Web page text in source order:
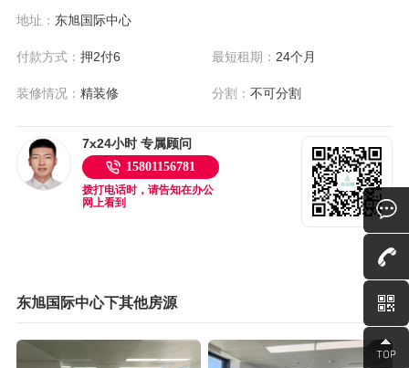
地址： 东旭国际中心
付款方式： 押2付6 最短租期： 24个月
装修情况： 精装修 分割：不可分割
7x24小时 专属顾问
15801156781
拨打电话时，请告知在办公
网上看到
东旭国际中心下其他房源